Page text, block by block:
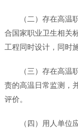
（二）存在高
合国家职业卫生相关
工程同时设计，同时
（三）存在高温
责的高温日常监测，
评价。
（四）用人单